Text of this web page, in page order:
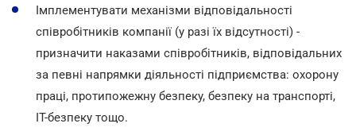
Імплементувати механізми відповідальності
співробітників компанії (у разі їх відсутності) -
призначити наказами співробітників, відповідальних
за певні напрямки діяльності підприємства: охорону
праці, протипожежну безпеку, безпеку на транспорті,
IT-безпеку тощо.